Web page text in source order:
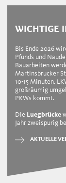
WICHTIGE
Bis Ende 2026
Pfunds und
Bauarbeiten
Martinsbrucker
10-15 Minuten.
großräumig
PKWs kommt.
Die Luegbrücke
Jahr zweispurig
AKTUELLE